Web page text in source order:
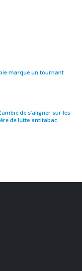
pour mettre fin à
antitabac suite à la